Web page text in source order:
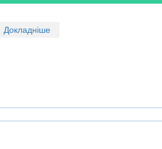
Докладніше